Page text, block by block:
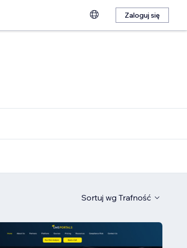
Zaloguj się
Sortuj wg Trafność